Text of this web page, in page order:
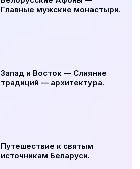
Главные мужские монастыри.
Запад и Восток — Слияние
традиций — архитектура.
Путешествие к святым
источникам Беларуси.